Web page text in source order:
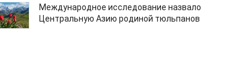
Международное исследование назвало
Центральную Азию родиной тюльпанов